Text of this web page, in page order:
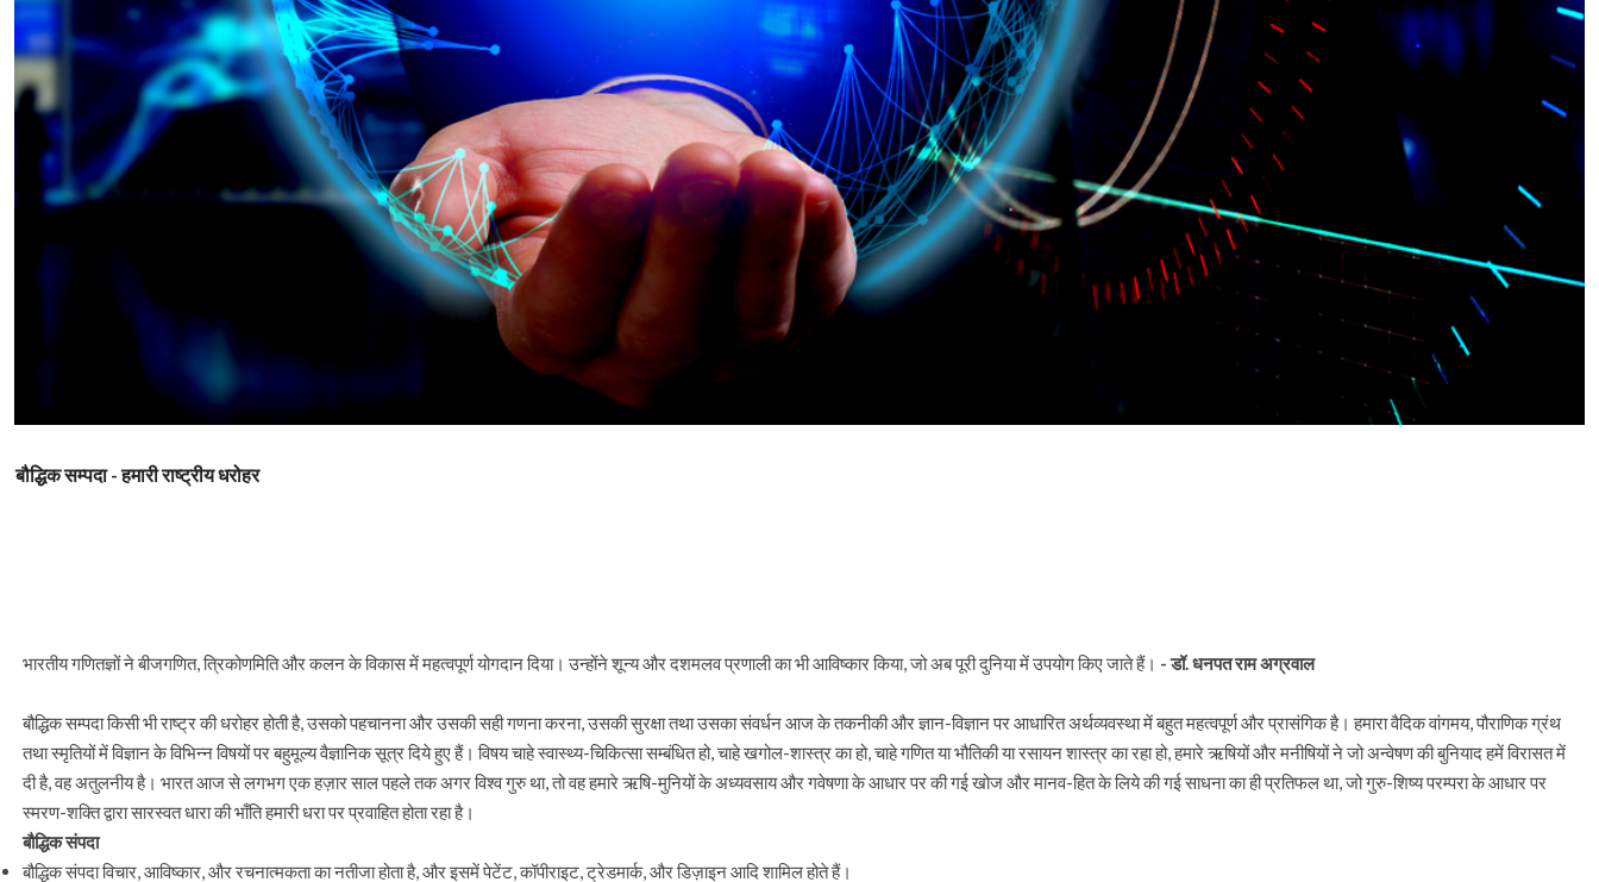
बौद्धिक सम्पदा - हमारी राष्ट्रीय धरोहर
भारतीय गणितज्ञों ने बीजगणित, त्रिकोणमिति और कलन के विकास में महत्वपूर्ण योगदान दिया। उन्होंने शून्य और दशमलव प्रणाली का भी आविष्कार किया, जो अब पूरी दुनिया में उपयोग किए जाते हैं। - डॉ. धनपत राम अग्रवाल
बौद्धिक सम्पदा किसी भी राष्ट्र की धरोहर होती है, उसको पहचानना और उसकी सही गणना करना, उसकी सुरक्षा तथा उसका संवर्धन आज के तकनीकी और ज्ञान-विज्ञान पर आधारित अर्थव्यवस्था में बहुत महत्वपूर्ण और प्रासंगिक है। हमारा वैदिक वांगमय, पौराणिक ग्रंथ
तथा स्मृतियों में विज्ञान के विभिन्न विषयों पर बहुमूल्य वैज्ञानिक सूत्र दिये हुए हैं। विषय चाहे स्वास्थ्य-चिकित्सा सम्बंधित हो, चाहे खगोल-शास्त्र का हो, चाहे गणित या भौतिकी या रसायन शास्त्र का रहा हो, हमारे ऋषियों और मनीषियों ने जो अन्वेषण की बुनियाद हमें विरासत में
दी है, वह अतुलनीय है। भारत आज से लगभग एक हज़ार साल पहले तक अगर विश्व गुरु था, तो वह हमारे ऋषि-मुनियों के अध्यवसाय और गवेषणा के आधार पर की गई खोज और मानव-हित के लिये की गई साधना का ही प्रतिफल था, जो गुरु-शिष्य परम्परा के आधार पर
स्मरण-शक्ति द्वारा सारस्वत धारा की भाँति हमारी धरा पर प्रवाहित होता रहा है।
बौद्धिक संपदा
बौद्धिक संपदा विचार, आविष्कार, और रचनात्मकता का नतीजा होता है, और इसमें पेटेंट, कॉपीराइट, ट्रेडमार्क, और डिज़ाइन आदि शामिल होते हैं।